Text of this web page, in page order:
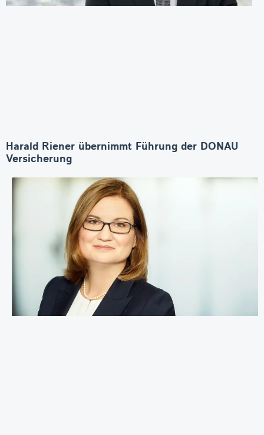
Harald Riener übernimmt Führung der DONAU
Versicherung